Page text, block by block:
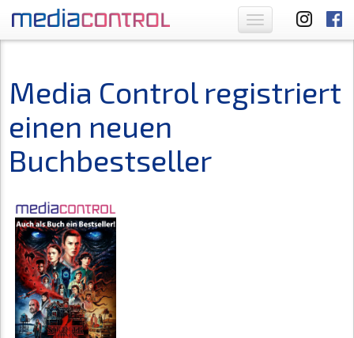
Toggle
navigation
Media Control registriert
einen neuen
Buchbestseller